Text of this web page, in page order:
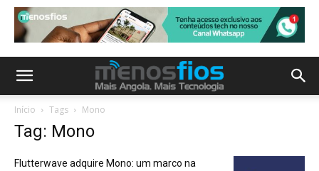
Início Tags Mono
Tag: Mono
Flutterwave adquire Mono: um marco na